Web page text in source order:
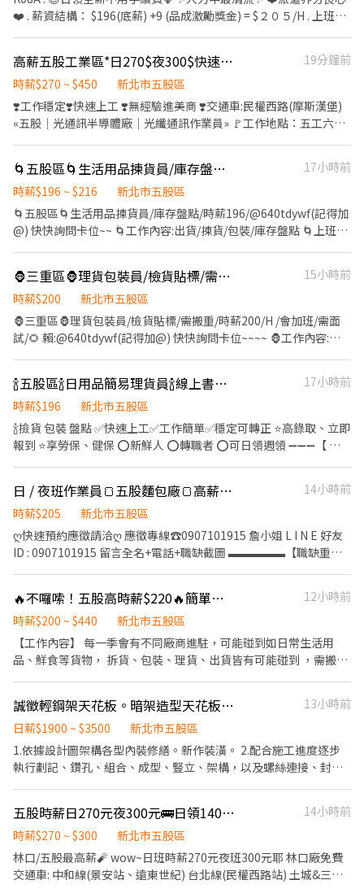
貨，確保商品準確送達客戶手中。 品質控管：執行產品品管檢查。
（⚠️ 小提醒：此職務需配合搬運部分貨品，歡迎當作日常活動筋
業。 💻 第二階段：行政營運與客服支援（技能再升級） 數據與表
單：協助訂單管理與簡易報表、表單製作。 客服與行政：熟悉現場
其他主管交辦事項，與團隊一起解決營運上的大小事。 【我們在找
這樣的你】 細心負責：面對繁雜的訂單與商品，能保持耐心與細緻
度。 靈活彈性：願意配合現場實際情況，彈性調配每日的工作優先
順序。 願意學習：不排斥體力活，且對電商後台行政、客服作業有
學習熱忱。 【公司官網】 https://www.jessica94daily.com (歡迎
先至官網逛逛，了解我們正在熱賣的優質商品！)
❤️ . 薪資結構： $196(底薪) +9 (品成激勵獎金) = $２０５/H . 上班時
股區五權路*號 公司名稱：品成人力資源有限公司 統一編號：
00050291 . . ❄️冷氣房 🎉無經驗可 🍔免費員工餐 ✔️ 工作簡單、好上
手 😍 日 領 全 薪 不 用 手 續 費 😍 💖表現佳可轉正❗️ 🏢上市上櫃大企
業 💲 勞健保、勞退6% . ➖➖➖『快速報名』➖➖➖ . 瀨：@HR828 📲
高薪五股工業區*日270$夜300$快速上工⚡️『無經驗可🧧供餐補助
19分鐘前
時薪$270 ~ $450
新北市五股區
❣️工作穩定❣️快速上工 ❣️無經驗進美商 ❣️交通車:民權西路(摩斯漢堡)
«五股｜光通訊半導體廠｜光纖通訊作業員» 🚩工作地點：五工六路
8:30-17:30 時薪$270 ➜約領$47520 🌒夜班 20:30-5:30 時薪$300 ➜
約領$52800 加班費按照勞基法計算 前2H*1.34/2H後*1.67 💲發薪
日：隔月10號，可日/周領 📌休假制度：做5休2 🍜用餐時間： 日班
11:30-12:30 夜班 24:00-01:00 日/夜班皆有供餐 每餐自付$40吃到飽
🧧到職享勞健保、勞退6% 🙌🙌快速應徵🙌🙌 📞直接撥手機
入「姓名、電話、截圖職約頁面
🌀五股區🌀生活用品揀貨員/庫存盤點/時薪196/@640tdywf(記得加@)
17小時前
時薪$196 ~ $216
新北市五股區
🌀五股區🌀生活用品揀貨員/庫存盤點/時薪196/@640tdywf(記得加
@) 快快詢問卡位~~ 🌀工作內容:出貨/揀貨/包裝/庫存盤點 🌀上班地
13:00(依照現場安排/些許調整) 🌀間休時間:10:30-14:45/15:30-
15:45 🌀薪資:196/h(初期績效獎金如有達標另加每小時20) ---------
- 🌀久站 🌀用餐自理 🌀無空調 🌀機車可停廠內 🌀搬重 🌀領薪日:10
號可日周領 ⚡應徵任意門:https://lin.ee/noHu1LT⚡ 🌀
賴:@640tdywf(記得加@) 快快詢問卡位~~
🦍三重區🦍理貨包裝員/檢貨貼標/需搬重/時薪200/H /會加班/需面試/🌻 賴:@640tdywf(記得加@) 快快詢問卡位~~~~
15小時前
時薪$200
新北市五股區
🦍三重區🦍理貨包裝員/檢貨貼標/需搬重/時薪200/H /會加班/需面
試/🌻 賴:@640tdywf(記得加@) 快快詢問卡位~~~~ 🦍工作內容:理
時間:12:00-13:00 🦍薪水制度:200/H 需面試 須加班 須搬重 冷氣廠區
站坐皆有看部門 🔴可日領/周領/10號發薪 🤘🏾賴:@640tdywf(記得
加@) 快快詢問卡位~~~~
🍾五股區🍾日用品簡易理貨員🍾線上書審🍾立即上工➕@484aymca
17小時前
時薪$196
新北市五股區
🍾撿貨 包裝 盤點 ✅快速上工✅工作簡單✅穩定可轉正 ⭐️高錄取、立即
報到 ⭐️享勞保、健保 ⭕️新鮮人 ⭕️轉職者 ⭕️可日領週領 ➖➖➖【 職
度： 排休制 🍾工作時間：【日班】08:30-17:30 🍾薪資時薪： 196/H
➖➖➖【 福利專區 】➖➖➖ ❣️急需用錢免擔心、提供日領週領薪水 ❣️
每月10號發薪 ➖➖➖【 我要報名 】➖➖➖ 指定財財+賴@484aymca
報名💗 🍾應徵快速傳送門 https://lin.ee/I5IgUvY4
日 / 夜班作業員🍞五股麵包廠🍞高薪44K起🍞高錄取無經驗可🍞
14小時前
時薪$205
新北市五股區
ღ快速預約應徵請洽ღ 應徵專線☎0907101915 詹小姐 L I N E 好友
ID : 0907101915 留言全名+電話+職缺截圖 ▬▬▬▬▬【職缺重
訂單穩定，不怕無薪假 ☑ 享勞保/團保及勞退6％ ☑ 到職滿3個月享
有生日/過年/端午/中秋/禮金或禮品 ▬▬▬▬▬【職缺介紹】
▬▬▬▬▬ 【工作地點】：新北市五股區五工六路 (近新北產業園
區) 【工作內容】：西點麵包蛋糕簡易製作、加工、包裝、出貨
算) / (夜班津貼做滿6小時補貼360) 【休假制度】：月排休8~10天
(其中2天可排假日) 【工作須知】：久站走動，需配合加班1~3小時
🔥不囉嗦！五股高時薪$220🔥簡單包裝揀貨員爽爽賺💸書審明天就上班💰可日領週領
12小時前
時薪$200 ~ $440
新北市五股區
【工作內容】 每一季會有不同廠商進駐，可能碰到如日常生活用
品、鮮食等貨物， 拆貨、包裝、理貨、出貨皆有可能碰到 ，需搬貨
班) - 【休假方式】 一例一休(基本上可自行畫休，若人力不足，主
管會跟人員討論) - 【薪資待遇】 長期：時薪200/H，另有績效獎金
$20，將以$200/時 計算加班費 績效獎金將由主管提供名單(配合加
班，出勤穩定者) 配合加班月均薪約$42,000起~ 『加班費依照勞基
速上工 ❤績效獎金 應徵人數過多，為了加速應徵，可先點選以下連
結註冊完成履歷，盡快協助安排書審! https://reurl.cc/1X9Wem
@995qkbxl https://reurl.cc/NYrlGm ☞留下姓名+電話+應徵職缺
截圖畫面
誠徵輕鋼架天花板。暗架造型天花板。金屬鋁板。乾濕輕隔間牆學徒。半技。專業師傅
13小時前
日薪$1900 ~ $3500
新北市五股區
1.依據設計圖架構各型內裝修繕。新作裝潢。 2.配合施工進度逐步
執行劃記、鑽孔、組合、成型、豎立、架構，以及螺絲連接、封
車。 工作地點新竹以北。工作穩定。 公司新北市五股區。 進入工地
施工 駕車嚴禁飲用酒精性飲料。 誠徵歡迎退伍有志青年。學徒。半
技師。專業技師。控場師父。 電洽。 黃先生0917038538。 廣告無
誠勿擾。
五股時薪日270元夜300元🚌日領1400元/天🧨做五休二💯固定班免輪班😺荷包賺
14小時前
時薪$270 ~ $300
新北市五股區
林口/五股最高薪🧨 wow~日班時薪270元夜班300元耶 林口廠免費
交通車: 中和線(景安站、遠東世紀) 台北線(民權西路站) 土城&三峽